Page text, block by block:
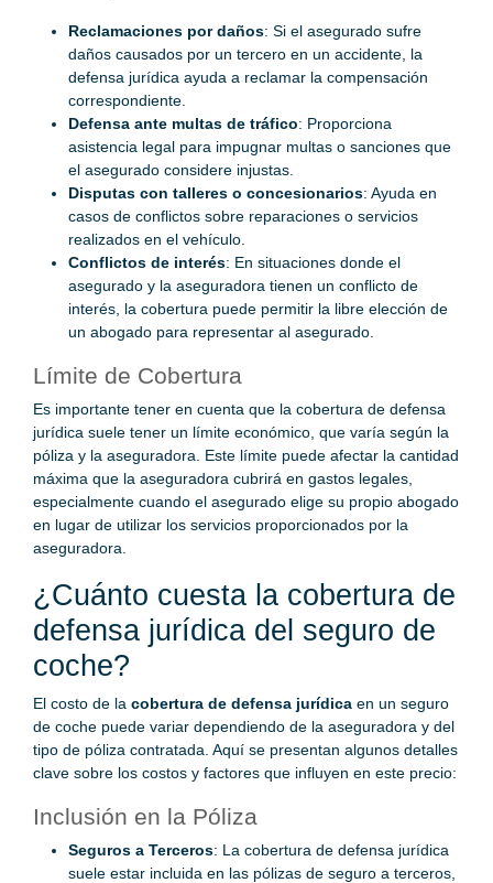
Reclamaciones por daños: Si el asegurado sufre
daños causados por un tercero en un accidente, la
defensa jurídica ayuda a reclamar la compensación
correspondiente.
Defensa ante multas de tráfico: Proporciona
asistencia legal para impugnar multas o sanciones que
el asegurado considere injustas.
Disputas con talleres o concesionarios: Ayuda en
casos de conflictos sobre reparaciones o servicios
realizados en el vehículo.
Conflictos de interés: En situaciones donde el
asegurado y la aseguradora tienen un conflicto de
interés, la cobertura puede permitir la libre elección de
un abogado para representar al asegurado.
Límite de Cobertura
Es importante tener en cuenta que la cobertura de defensa
jurídica suele tener un límite económico, que varía según la
póliza y la aseguradora. Este límite puede afectar la cantidad
máxima que la aseguradora cubrirá en gastos legales,
especialmente cuando el asegurado elige su propio abogado
en lugar de utilizar los servicios proporcionados por la
aseguradora.
¿Cuánto cuesta la cobertura de
defensa jurídica del seguro de
coche?
El costo de la cobertura de defensa jurídica en un seguro
de coche puede variar dependiendo de la aseguradora y del
tipo de póliza contratada. Aquí se presentan algunos detalles
clave sobre los costos y factores que influyen en este precio:
Inclusión en la Póliza
Seguros a Terceros: La cobertura de defensa jurídica
suele estar incluida en las pólizas de seguro a terceros,